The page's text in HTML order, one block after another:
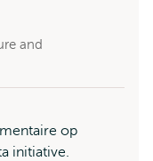
and
op
initiative.